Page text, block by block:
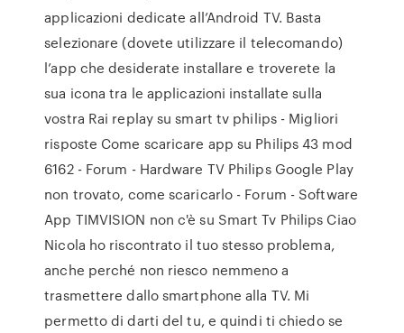
applicazioni dedicate all’Android TV. Basta
selezionare (dovete utilizzare il telecomando)
l’app che desiderate installare e troverete la
sua icona tra le applicazioni installate sulla
vostra Rai replay su smart tv philips - Migliori
risposte Come scaricare app su Philips 43 mod
6162 - Forum - Hardware TV Philips Google Play
non trovato, come scaricarlo - Forum - Software
App TIMVISION non c'è su Smart Tv Philips Ciao
Nicola ho riscontrato il tuo stesso problema,
anche perché non riesco nemmeno a
trasmettere dallo smartphone alla TV. Mi
permetto di darti del tu, e quindi ti chiedo se